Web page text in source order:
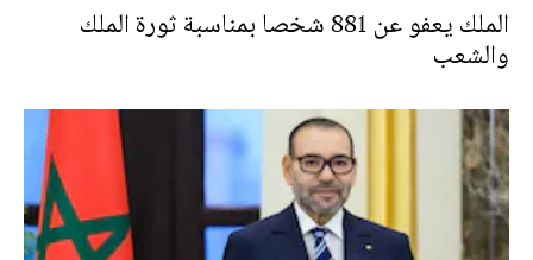
الملك يعفو عن 881 شخصا بمناسبة ثورة الملك
والشعب